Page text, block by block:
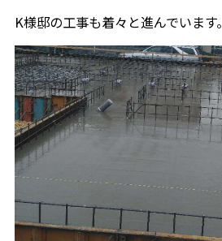
K様邸の工事も着々と進んでいます。